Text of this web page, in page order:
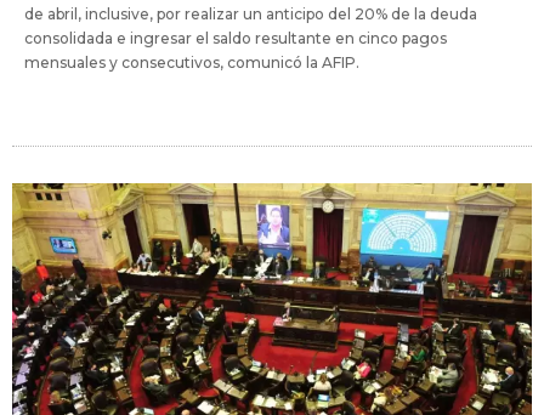
de abril, inclusive, por realizar un anticipo del 20% de la deuda
consolidada e ingresar el saldo resultante en cinco pagos
mensuales y consecutivos, comunicó la AFIP.